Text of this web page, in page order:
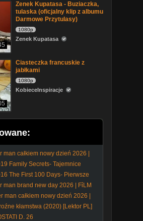
Zenek Kupatasa - Buziaczka,
tulaska (oficjalny klip z albumu
Darmowe Przytulasy)
1080p
Zenek Kupatasa
Ciasteczka francuskie z
jabłkami
1080p
KobieceInspiracje
man całkiem nowy dzień 2026 |
Family Secrets- Tajemnice
The First 100 Days- Pierwsze
man brand new day 2026 | FỉLM
man całkiem nowy dzień 2026 |
kłamstwa (2020) [Lektor PL]
D. 26